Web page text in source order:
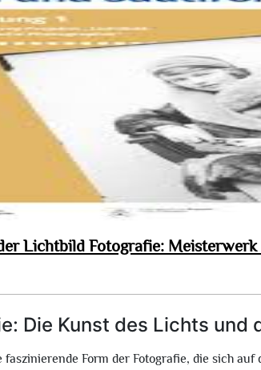
Lichtbild Fotografie:
Die Kunst des Lichts und
Form der Fotografie, die sich